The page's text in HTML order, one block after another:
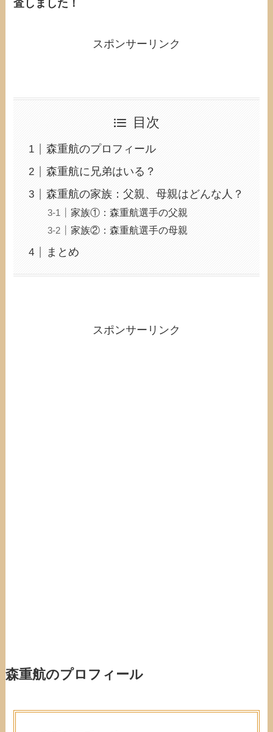
査しました！
スポンサーリンク
目次
森重航のプロフィール
森重航に兄弟はいる？
森重航の家族：父親、母親はどんな人？
家族①：森重航選手の父親
家族②：森重航選手の母親
まとめ
スポンサーリンク
森重航のプロフィール